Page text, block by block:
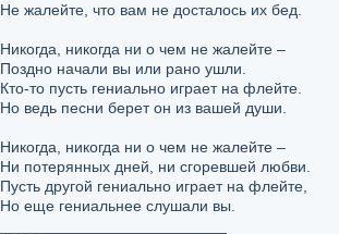
Не жалейте, что вам не досталось их бед.
Никогда, никогда ни о чем не жалейте –
Поздно начали вы или рано ушли.
Кто-то пусть гениально играет на флейте.
Но ведь песни берет он из вашей души.
Никогда, никогда ни о чем не жалейте –
Ни потерянных дней, ни сгоревшей любви.
Пусть другой гениально играет на флейте,
Но еще гениальнее слушали вы.